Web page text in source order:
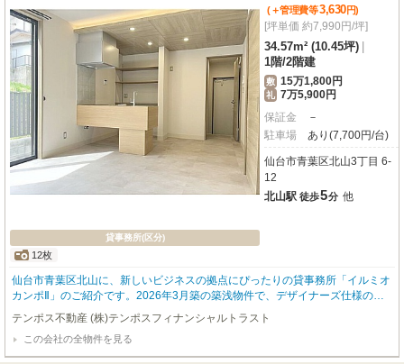
貸事務所(区分)
12枚
(＋管理費等3,630円)
[坪単価 約7,990円/坪]
34.57m² (10.45坪)
1階/2階建
敷 15万1,800円
礼 7万5,900円
保証金
－
駐車場
あり(7,700円/台)
仙台市青葉区北山3丁目 6-
12
北山駅 徒歩5分 他
仙台市青葉区北山に、新しいビジネスの拠点にぴったりの貸事務所「イルミオ
カンポⅡ」のご紹介です。2026年3月築の築浅物件で、デザイナーズ仕様のお
しゃれな空間が魅力。JR仙山線「北山」駅から徒歩5分と、毎日の通勤もスム
ーズな立地です。広々とした34.57㎡の空間には、エアコンや照明器具が完備
され、インターネット使用料が無料なのも大きな魅力。初期費用を抑えなが
ら、快適なビジネス環境をすぐにスタートできます。周辺にはコンビニやホー
テンポス不動産 (株)テンポスフィナンシャルトラスト
この会社の全物件を見る